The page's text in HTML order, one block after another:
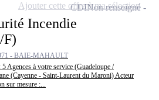
Incendie
F)
- BAIE-MAHAULT
Agences à votre service (Guadeloupe /
(Cayenne - Saint-Laurent du Maroni) Acteur
sur mesure :...
CDINon renseigné
Ajouter cette offre à ma sélection